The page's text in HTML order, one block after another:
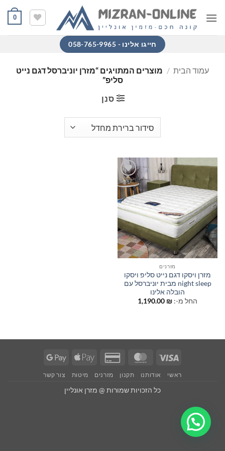
0
חייגו אלינו - 058-765-9965
עמוד הבית / מוצרים המתויגים “מזרן יוניברסל דגם נייט
סליפ”
סנן
הוסף
למוצרים
שאהבתי
מזרנים
מזרן ויסקו דגם נייט סליפ ויסקו
night sleep מבית יוניברסל עם
הובלה אלינו
החל מ-:
1,190.00 ₪
Visa
MasterCard
Credit
2
Apple
Google
ראשי אודותנו תקנון מזרנים מיטות צור קשר
כל הזכויות שמורות @ מזרן אונליין